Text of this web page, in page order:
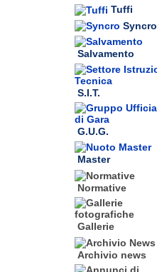
Tuffi
Syncro
Salvamento
S.I.T.
G.U.G.
Master
Normative
Gallerie
Archivio news